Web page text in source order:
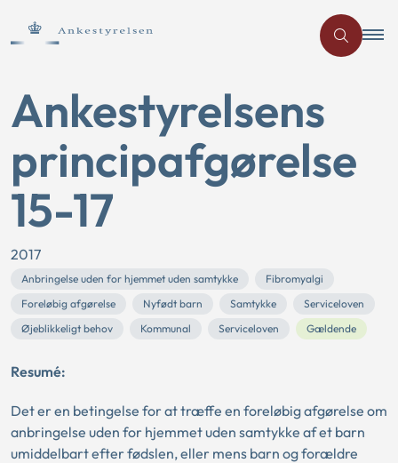
Ankestyrelsens
principafgørelse
15-17
2017
Anbringelse uden for hjemmet uden samtykke
Fibromyalgi
Foreløbig afgørelse
Nyfødt barn Samtykke
Serviceloven
Øjeblikkeligt behov
Kommunal Serviceloven Gældende
Resumé:
Det er en betingelse for at træffe en foreløbig afgørelse om
anbringelse uden for hjemmet uden samtykke af et barn
umiddelbart efter fødslen, eller mens barn og forældre